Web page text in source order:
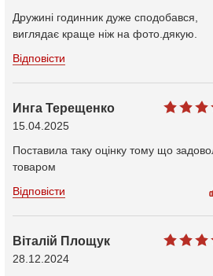
Дружині годинник дуже сподобався,
виглядає краще ніж на фото.дякую.
Відповісти
Инга Терещенко
15.04.2025
Поставила таку оцінку тому що
товаром
Відповісти
Віталій Площук
28.12.2024